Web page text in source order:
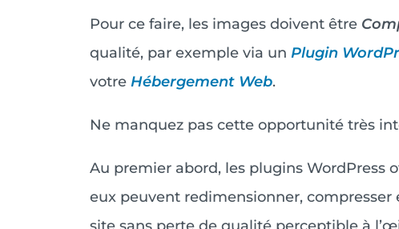
Pour ce faire, les images doivent être
qualité, par exemple via un Plugin
votre Hébergement Web.
Ne manquez pas cette opportunité très
Au premier abord, les plugins WordPress
eux peuvent redimensionner,